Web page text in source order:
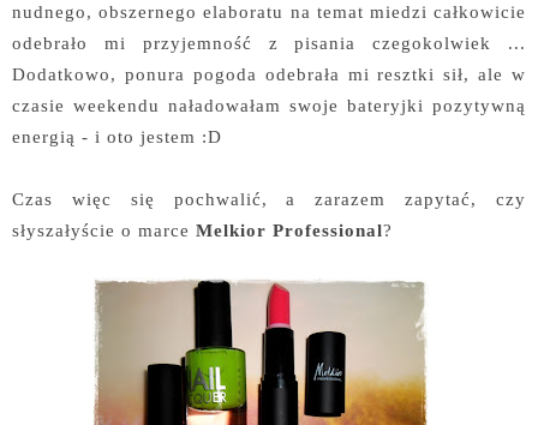
nudnego, obszernego elaboratu na temat miedzi całkowicie
odebrało mi przyjemność z pisania czegokolwiek ...
Dodatkowo, ponura pogoda odebrała mi resztki sił, ale w
czasie weekendu naładowałam swoje bateryjki pozytywną
energią - i oto jestem :D
Czas więc się pochwalić, a zarazem zapytać, czy
słyszałyście o marce Melkior Professional?